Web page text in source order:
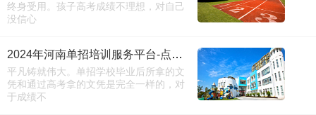
终身受用。孩子高考成绩不理想，对自己
没信心
2024年河南单招培训服务平台-点击进入
平凡铸就伟大。单招学校毕业后所拿的文
凭和通过高考拿的文凭是完全一样的，对
于成绩不